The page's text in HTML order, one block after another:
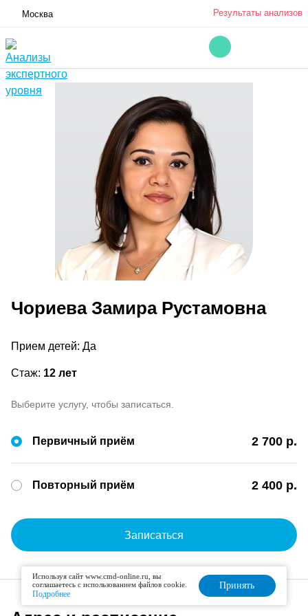
Москва Результаты анализов
Чориева Замира Рустамовна
Прием детей: Да
Стаж: 12 лет
Выберите услугу, чтобы записаться.
Первичный приём 2 700 р.
Повторный приём 2 400 р.
Записаться
Используя сайт www.cmd-online.ru, вы
соглашаетесь с использованием файлов cookie.
Подробнее
Принять